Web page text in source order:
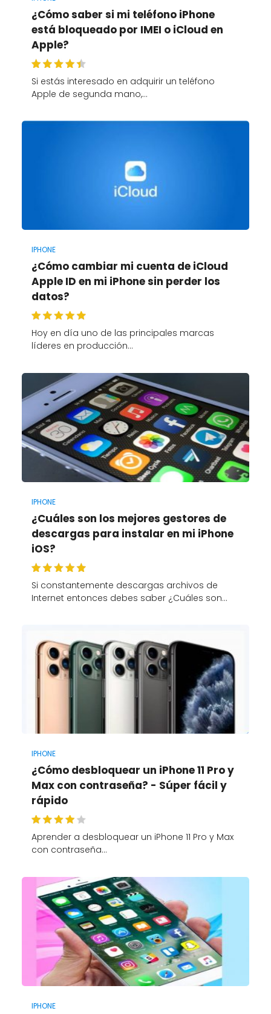
¿Cómo saber si mi teléfono iPhone
está bloqueado por IMEI o iCloud en
Apple?
Si estás interesado en adquirir un teléfono
Apple de segunda mano,…
IPHONE
¿Cómo cambiar mi cuenta de iCloud
Apple ID en mi iPhone sin perder los
datos?
Hoy en día uno de las principales marcas
líderes en producción…
IPHONE
¿Cuáles son los mejores gestores de
descargas para instalar en mi iPhone
iOS?
Si constantemente descargas archivos de
Internet entonces debes saber ¿Cuáles son…
IPHONE
¿Cómo desbloquear un iPhone 11 Pro y
Max con contraseña? - Súper fácil y
rápido
Aprender a desbloquear un iPhone 11 Pro y Max
con contraseña…
IPHONE